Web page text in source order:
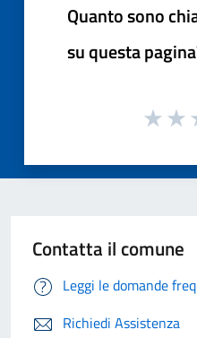
Quanto sono
su questa
Contatta il comune
Leggi le domande
Richiedi Assistenza